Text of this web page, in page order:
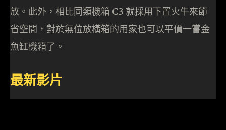
放。此外，相比同類機箱 C3 就採用下置火牛來節
省空間，對於無位放橫箱的用家也可以平價一嘗金
魚缸機箱了。
最新影片